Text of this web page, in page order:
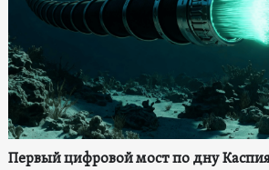
Первый цифровой мост по дну